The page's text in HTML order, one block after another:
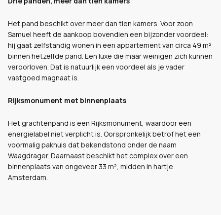
Het pand beschikt over meer dan tien kamers. Voor zoon
Samuel heeft de aankoop bovendien een bijzonder voordeel:
hij gaat zelfstandig wonen in een appartement van circa 49 m²
binnen hetzelfde pand. Een luxe die maar weinigen zich kunnen
veroorloven. Dat is natuurlijk een voordeel als je vader
vastgoed magnaat is.
Rijksmonument met binnenplaats
Het grachtenpand is een Rijksmonument, waardoor een
energielabel niet verplicht is. Oorspronkelijk betrof het een
voormalig pakhuis dat bekendstond onder de naam
Waagdrager. Daarnaast beschikt het complex over een
binnenplaats van ongeveer 33 m², midden in hartje
Amsterdam.